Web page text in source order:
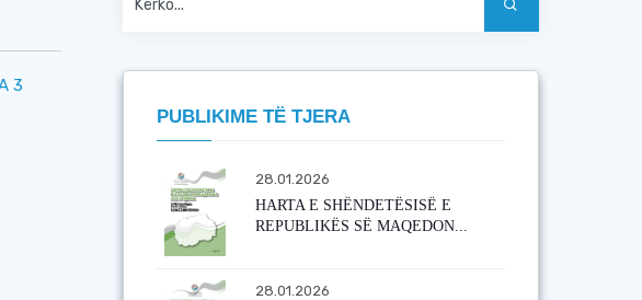
3
PUBLIKIME TË TJERA
28.01.2026
HARTA E SHËNDETËSISË E
REPUBLIKËS SË MAQEDON...
28.01.2026